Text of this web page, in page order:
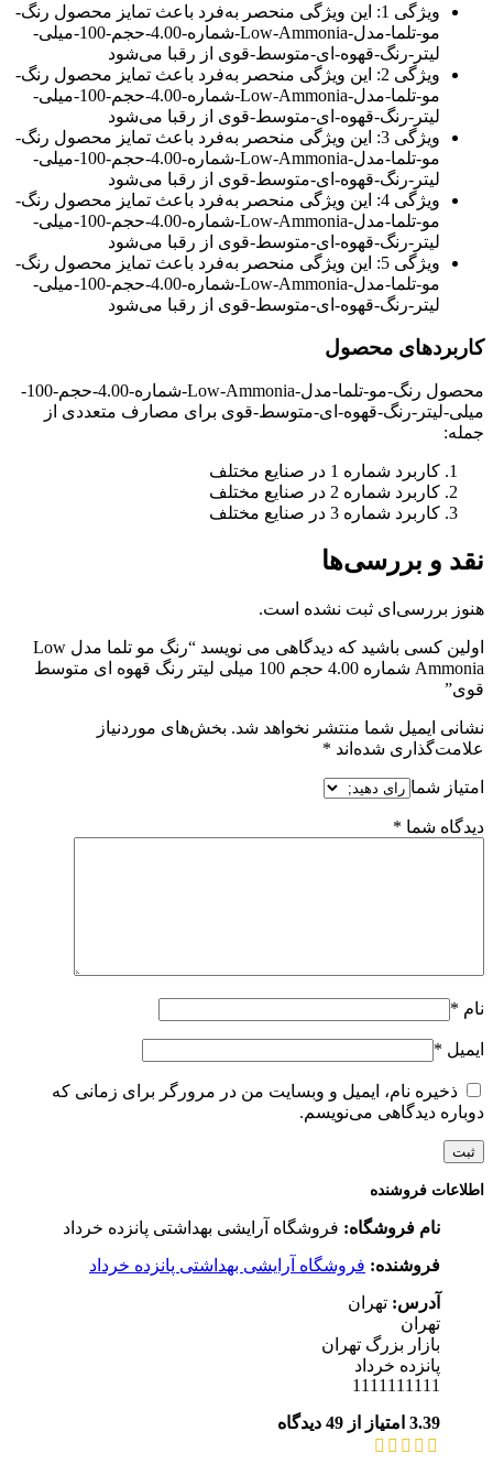
ویژگی 1: این ویژگی منحصر به‌فرد باعث تمایز محصول رنگ-
مو-تلما-مدل-Low-Ammonia-شماره-4.00-حجم-100-میلی-
لیتر-رنگ-قهوه-ای-متوسط-قوی از رقبا می‌شود
ویژگی 2: این ویژگی منحصر به‌فرد باعث تمایز محصول رنگ-
مو-تلما-مدل-Low-Ammonia-شماره-4.00-حجم-100-میلی-
لیتر-رنگ-قهوه-ای-متوسط-قوی از رقبا می‌شود
ویژگی 3: این ویژگی منحصر به‌فرد باعث تمایز محصول رنگ-
مو-تلما-مدل-Low-Ammonia-شماره-4.00-حجم-100-میلی-
لیتر-رنگ-قهوه-ای-متوسط-قوی از رقبا می‌شود
ویژگی 4: این ویژگی منحصر به‌فرد باعث تمایز محصول رنگ-
مو-تلما-مدل-Low-Ammonia-شماره-4.00-حجم-100-میلی-
لیتر-رنگ-قهوه-ای-متوسط-قوی از رقبا می‌شود
ویژگی 5: این ویژگی منحصر به‌فرد باعث تمایز محصول رنگ-
مو-تلما-مدل-Low-Ammonia-شماره-4.00-حجم-100-میلی-
لیتر-رنگ-قهوه-ای-متوسط-قوی از رقبا می‌شود
کاربردهای محصول
محصول رنگ-مو-تلما-مدل-Low-Ammonia-شماره-4.00-حجم-100-
میلی-لیتر-رنگ-قهوه-ای-متوسط-قوی برای مصارف متعددی از
جمله:
کاربرد شماره 1 در صنایع مختلف
کاربرد شماره 2 در صنایع مختلف
کاربرد شماره 3 در صنایع مختلف
نقد و بررسی‌ها
هنوز بررسی‌ای ثبت نشده است.
اولین کسی باشید که دیدگاهی می نویسد “رنگ مو تلما مدل Low
Ammonia شماره 4.00 حجم 100 میلی لیتر رنگ قهوه ای متوسط
قوی”
نشانی ایمیل شما منتشر نخواهد شد. بخش‌های موردنیاز
علامت‌گذاری شده‌اند *
امتیاز شما
دیدگاه شما *
نام *
ایمیل *
ذخیره نام، ایمیل و وبسایت من در مرورگر برای زمانی که
دوباره دیدگاهی می‌نویسم.
اطلاعات فروشنده
نام فروشگاه: فروشگاه آرایشی بهداشتی پانزده خرداد
فروشنده: فروشگاه آرایشی بهداشتی پانزده خرداد
آدرس: تهران
تهران
بازار بزرگ تهران
پانزده خرداد
1111111111
3.39 امتیاز از 49 دیدگاه